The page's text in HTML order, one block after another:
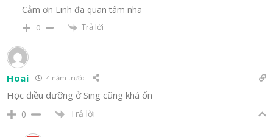
Cảm ơn Linh đã quan tâm nha
0 Trả lời
Hoai 4 năm trước
Học điều dưỡng ở Sing cũng khá ổn
0 Trả lời